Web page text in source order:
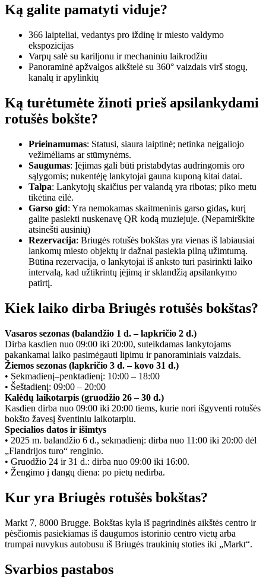
Ką galite pamatyti viduje?
366 laipteliai, vedantys pro iždinę ir miesto valdymo
ekspozicijas
Varpų salė su kariljonu ir mechaniniu laikrodžiu
Panoraminė apžvalgos aikštelė su 360° vaizdais virš stogų,
kanalų ir apylinkių
Ką turėtumėte žinoti prieš apsilankydami
rotušės bokšte?
Prieinamumas: Statusi, siaura laiptinė; netinka neįgaliojo
vežimėliams ar stūmynėms.
Saugumas: Įėjimas gali būti pristabdytas audringomis oro
sąlygomis; nukentėję lankytojai gauna kuponą kitai datai.
Talpa: Lankytojų skaičius per valandą yra ribotas; piko metu
tikėtina eilė.
Garso gid: Yra nemokamas skaitmeninis garso gidas, kurį
galite pasiekti nuskenavę QR kodą muziejuje. (Nepamirškite
atsinešti ausinių)
Rezervacija: Briugės rotušės bokštas yra vienas iš labiausiai
lankomų miesto objektų ir dažnai pasiekia pilną užimtumą.
Būtina rezervacija, o lankytojai iš anksto turi pasirinkti laiko
intervalą, kad užtikrintų įėjimą ir sklandžią apsilankymo
patirtį.
Kiek laiko dirba Briugės rotušės bokštas?
Vasaros sezonas (balandžio 1 d. – lapkričio 2 d.)
Dirba kasdien nuo 09:00 iki 20:00, suteikdamas lankytojams
pakankamai laiko pasimėgauti lipimu ir panoraminiais vaizdais.
Žiemos sezonas (lapkričio 3 d. – kovo 31 d.)
• Sekmadienį–penktadienį: 10:00 – 18:00
• Šeštadienį: 09:00 – 20:00
Kalėdų laikotarpis (gruodžio 26 – 30 d.)
Kasdien dirba nuo 09:00 iki 20:00 tiems, kurie nori išgyventi rotušės
bokšto žavesį šventiniu laikotarpiu.
Specialios datos ir išimtys
• 2025 m. balandžio 6 d., sekmadienį: dirba nuo 11:00 iki 20:00 dėl
„Flandrijos turo“ renginio.
• Gruodžio 24 ir 31 d.: dirba nuo 09:00 iki 16:00.
• Žengimo į dangų diena: po pietų nedirba.
Kur yra Briugės rotušės bokštas?
Markt 7, 8000 Brugge. Bokštas kyla iš pagrindinės aikštės centro ir
pėsčiomis pasiekiamas iš daugumos istorinio centro vietų arba
trumpai nuvykus autobusu iš Briugės traukinių stoties iki „Markt“.
Svarbios pastabos